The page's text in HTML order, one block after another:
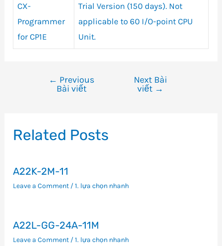
CX-
Programmer
for CP1E
Trial Version (150 days). Not
applicable to 60 I/O-point CPU
Unit.
viết
← Previous
Bài viết
Next Bài
viết →
Related Posts
A22K-2M-11
Leave a Comment /1. lựa chọn nhanh
A22L-GG-24A-11M
Leave a Comment /1. lựa chọn nhanh